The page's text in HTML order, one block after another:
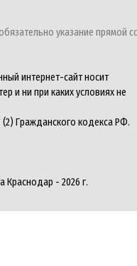
указание прямой
интернет-сайт носит
и ни при каких условиях не
Гражданского кодекса РФ.
Краснодар - 2026 г.